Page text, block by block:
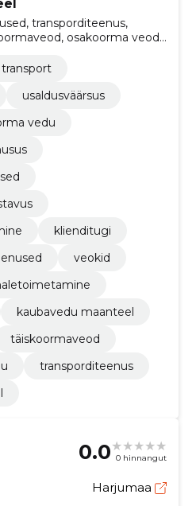
transporditeenus,
osakoorma veod,
pakitud
veokid
transport
usaldusväärsus
vedu
klienditugi
veokid
kaubavedu maanteel
täiskoormaveod
transporditeenus
0.0 0 hinnangut
Harjumaa